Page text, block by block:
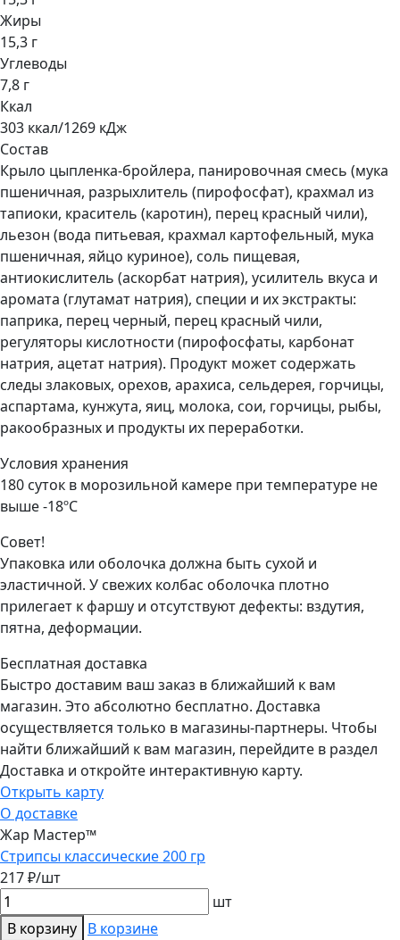
Жиры
15,3 г
Углеводы
7,8 г
Ккал
303 ккал/1269 кДж
Состав
Крыло цыпленка-бройлера, панировочная смесь (мука
пшеничная, разрыхлитель (пирофосфат), крахмал из
тапиоки, краситель (каротин), перец красный чили),
льезон (вода питьевая, крахмал картофельный, мука
пшеничная, яйцо куриное), соль пищевая,
антиокислитель (аскорбат натрия), усилитель вкуса и
аромата (глутамат натрия), специи и их экстракты:
паприка, перец черный, перец красный чили,
регуляторы кислотности (пирофосфаты, карбонат
натрия, ацетат натрия). Продукт может содержать
следы злаковых, орехов, арахиса, сельдерея, горчицы,
аспартама, кунжута, яиц, молока, сои, горчицы, рыбы,
ракообразных и продукты их переработки.
Условия хранения
180 суток в морозильной камере при температуре не
выше -18ºС
Совет!
Упаковка или оболочка должна быть сухой и
эластичной. У свежих колбас оболочка плотно
прилегает к фаршу и отсутствуют дефекты: вздутия,
пятна, деформации.
Бесплатная доставка
Быстро доставим ваш заказ в ближайший к вам
магазин. Это абсолютно бесплатно. Доставка
осуществляется только в магазины-партнеры. Чтобы
найти ближайший к вам магазин, перейдите в раздел
Доставка и откройте интерактивную карту.
Открыть карту
О доставке
Жар Мастер™
Стрипсы классические 200 гр
217 ₽/шт
шт
В корзину В корзине